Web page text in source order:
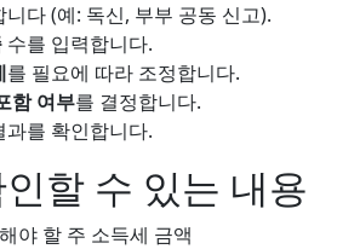
니다 (예: 독신, 부부 공동 신고).
수를 입력합니다.
를 필요에 따라 조정합니다.
함 여부를 결정합니다.
를 확인합니다.
할 수 있는 내용
야 할 주 소득세 금액